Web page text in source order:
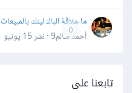
0
ما علاقة الباك لينك بالمبيعات
أحمد سالم9 · نشر
15 يونيو
تابعنا على